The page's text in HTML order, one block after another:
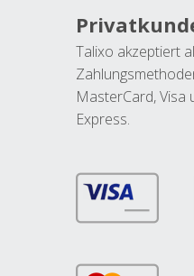
Talixo akzeptiert
MasterCard, Visa
Express.